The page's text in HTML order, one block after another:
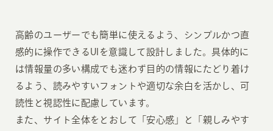
高齢のユーザーでも簡単に使えるよう、シンプルかつ直
感的に操作できるUIを意識して設計しました。具体的に
は情報量の多い構成でも迷わず目的の情報にたどり着け
るよう、読みやすいフォントや適切な余白を活かし、可
読性と視認性に配慮しています。
また、サイト全体をとおして「安心感」と「親しみやす